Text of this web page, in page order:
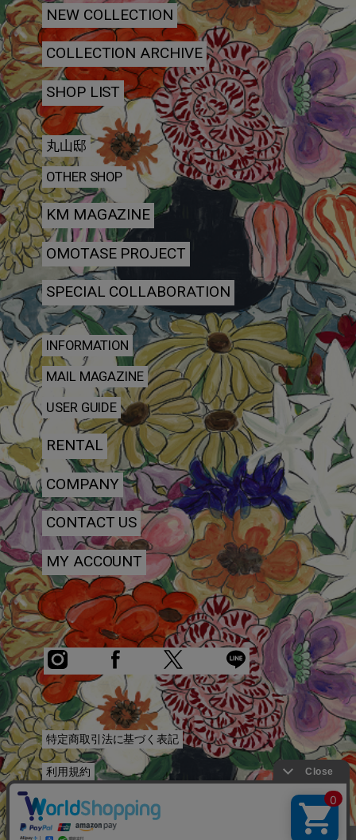
NEW COLLECTION
COLLECTION ARCHIVE
SHOP LIST
丸山邸
OTHER SHOP
KM MAGAZINE
OMOTASE PROJECT
SPECIAL COLLABORATION
INFORMATION
MAIL MAGAZINE
USER GUIDE
RENTAL
COMPANY
CONTACT US
MY ACCOUNT
特定商取引法に基づく表記
利用規約
プライバシーポリシー
お問い合わせ